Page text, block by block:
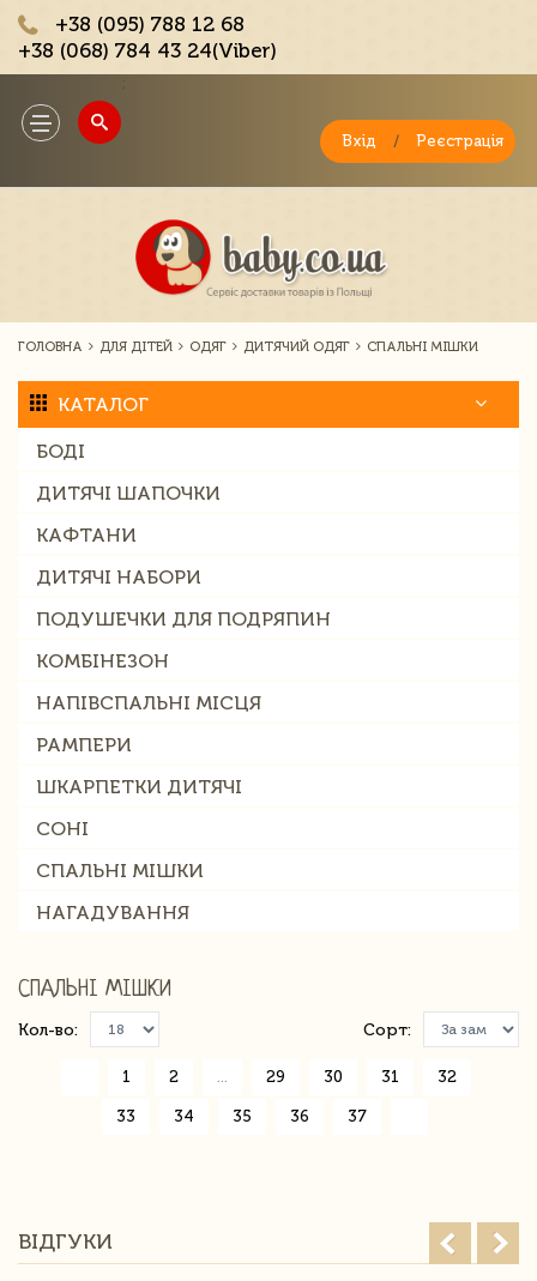
+38 (095) 788 12 68
+38 (068) 784 43 24(Viber)
Toggle
navigation
Вхід / Реєстрація
ГОЛОВНА ДЛЯ ДІТЕЙ ОДЯГ ДИТЯЧИЙ ОДЯГ СПАЛЬНІ МІШКИ
КАТАЛОГ
БОДІ
ДИТЯЧІ ШАПОЧКИ
КАФТАНИ
ДИТЯЧІ НАБОРИ
ПОДУШЕЧКИ ДЛЯ ПОДРЯПИН
КОМБІНЕЗОН
НАПІВСПАЛЬНІ МІСЦЯ
РАМПЕРИ
ШКАРПЕТКИ ДИТЯЧІ
СОНІ
СПАЛЬНІ МІШКИ
НАГАДУВАННЯ
СПАЛЬНІ МІШКИ
Кол-во: Сорт:
1 2 29 30 31 32
33 34 35 36 37
ВІДГУКИ